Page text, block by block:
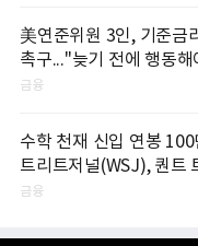
美연준위원 3인, 기준금
촉구..."늦기 전에 행동해
금융
수학 천재 신입 연봉
트리트저널(WSJ), 퀀트
업들 인재 확보 경쟁
금융